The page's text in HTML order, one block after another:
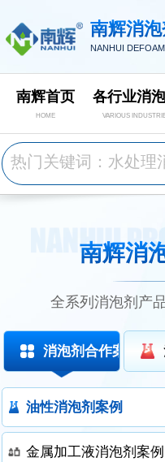
南辉消
NANHUI
南辉首页
HOME
各行业消
VARIOUS
南辉消
全系列消泡剂产
消泡剂合作案例
油性消泡剂案例
金属加工液消泡剂案例